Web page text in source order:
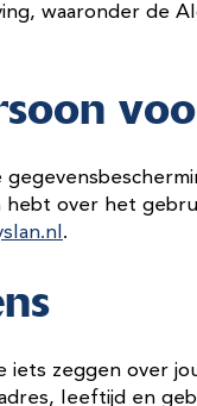
waaronder de
hebt over het
.
iets zeggen over
leeftijd en